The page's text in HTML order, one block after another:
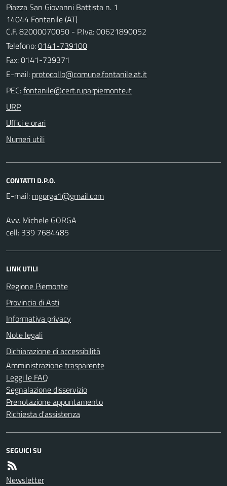
Piazza San Giovanni Battista n. 1
14044 Fontanile (AT)
C.F. 82000070050 - P.Iva: 00621890052
Telefono:0141-739100
Fax: 0141-739371
E-mail:
PEC:
URP
Uffici e orari
Numeri utili
CONTATTI D.P.O.
E-mail:
Avv. Michele GORGA
cell: 339 7684485
LINK UTILI
Regione Piemonte
Provincia di Asti
Informativa privacy
Note legali
Dichiarazione di accessibilità
Amministrazione trasparente
Leggi le FAQ
Segnalazione disservizio
Prenotazione appuntamento
Richiesta d'assistenza
SEGUICI SU
Newsletter